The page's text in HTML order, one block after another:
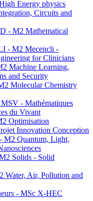
Energy physics
Circuits and
- M2 Mathematical
- M2 Mecencli -
for Clinicians
Machine Learning,
and Security
Molecular Chemistry
- Mathématiques
du Vivant
Optimisation
Innovation Conception
Quantum, Light,
Solids - Solid
Water, Air, Pollution and
- MSc X-HEC